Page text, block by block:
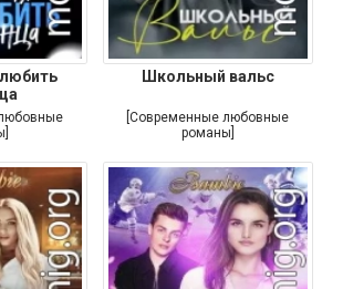
Школьный вальс
[Современные любовные
романы]